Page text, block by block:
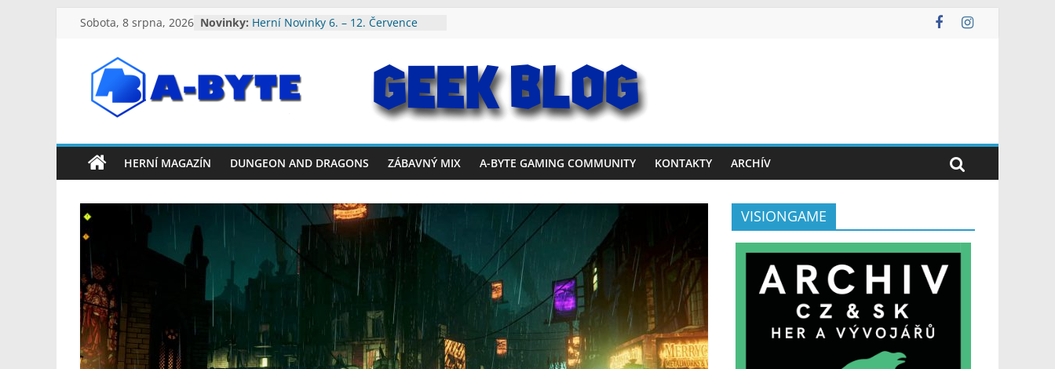
Přeskočit
Sobota, 8 srpna, 2026 Novinky: Herní Novinky 6. – 12. Července
Herní Novinky 27. Července – 2.
Srpna 2026
Herní Novinky 20. – 26. Července
2026
A-
Byte:
Geek
Blog
A-
Byte
Blog
–
Geek
Noviny
HERNÍ MAGAZÍN DUNGEON AND DRAGONS ZÁBAVNÝ MIX A-BYTE GAMING COMMUNITY KONTAKTY ARCHÍV
VISIONGAME